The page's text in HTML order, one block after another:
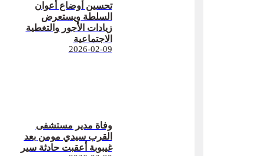
تحسين أوضاع أعوان
السلطة ويستعرض
زيادات الأجور والتغطية
الاجتماعية
2026-02-09
وفاة مدير مستشفى
القرب سيدي مومن بعد
غيبوبة أعقبت حادثة سير